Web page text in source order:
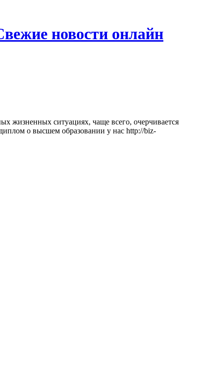
новости онлайн
жизненных ситуациях, чаще всего, очерчивается
о высшем образовании у нас http://biz-